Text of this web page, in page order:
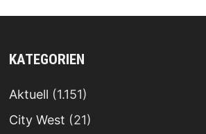
KATEGORIEN
Aktuell (1.151)
City West (21)